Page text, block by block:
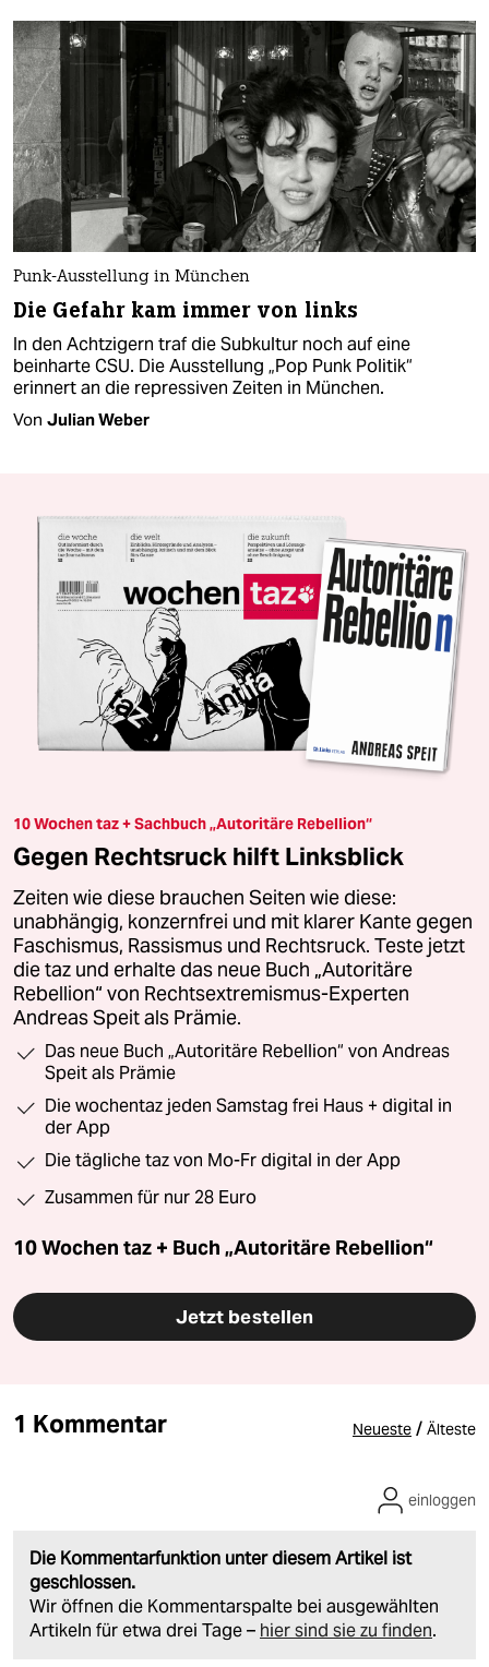
Punk-Ausstellung in München
Die Gefahr kam immer von links
In den Achtzigern traf die Subkultur noch auf eine
beinharte CSU. Die Ausstellung „Pop Punk Politik“
erinnert an die repressiven Zeiten in München.
Von Julian Weber
10 Wochen taz + Sachbuch „Autoritäre Rebellion“
Gegen Rechtsruck hilft Linksblick
Zeiten wie diese brauchen Seiten wie diese:
unabhängig, konzernfrei und mit klarer Kante gegen
Faschismus, Rassismus und Rechtsruck. Teste jetzt
die taz und erhalte das neue Buch „Autoritäre
Rebellion“ von Rechtsextremismus-Experten
Andreas Speit als Prämie.
Das neue Buch „Autoritäre Rebellion“ von Andreas
Speit als Prämie
Die wochentaz jeden Samstag frei Haus + digital in
der App
Die tägliche taz von Mo-Fr digital in der App
Zusammen für nur 28 Euro
10 Wochen taz + Buch „Autoritäre Rebellion“
Jetzt bestellen
1 Kommentar Neueste / Älteste
Die Kommentarfunktion unter diesem Artikel ist
geschlossen.
Wir öffnen die Kommentarspalte bei ausgewählten
Artikeln für etwa drei Tage – hier sind sie zu finden.
einloggen